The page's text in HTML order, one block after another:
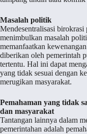
Masalah politik
Mendesentralisasi birokrasi
menimbulkan masalah
memanfaatkan
diberikan oleh pemerintah
tertentu. Hal ini dapat
yang tidak sesuai dengan
merugikan masyarakat.
Pemahaman yang tidak
dan masyarakat
Tantangan lainnya dalam
pemerintahan adalah